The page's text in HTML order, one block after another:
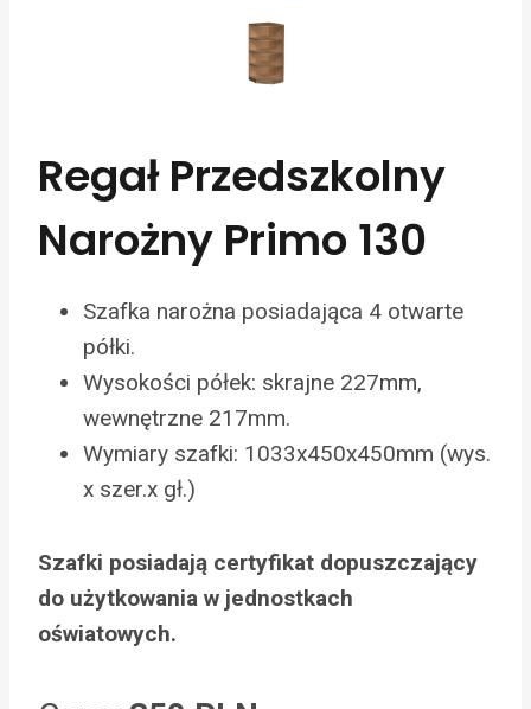
Regał Przedszkolny
Narożny Primo 130
Szafka narożna posiadająca 4 otwarte
półki.
Wysokości półek: skrajne 227mm,
wewnętrzne 217mm.
Wymiary szafki: 1033x450x450mm (wys.
x szer.x gł.)
Szafki posiadają certyfikat dopuszczający
do użytkowania w jednostkach
oświatowych.